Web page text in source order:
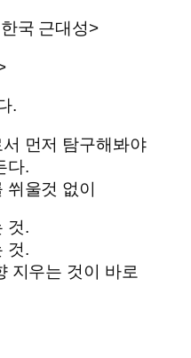
국 근대성>
.
먼저 탐구해봐야
다.
울것 없이
것.
것.
지우는 것이 바로